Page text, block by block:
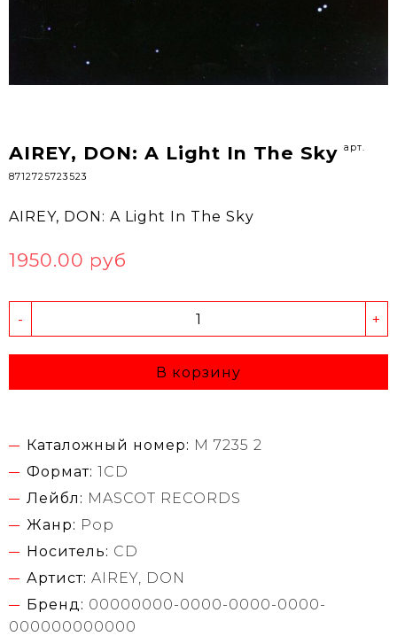
AIREY, DON: A Light In The Sky арт.
8712725723523
AIREY, DON: A Light In The Sky
1950.00 руб
- +
В корзину
Каталожный номер: M 7235 2
Формат: 1CD
Лейбл: MASCOT RECORDS
Жанр: Pop
Носитель: CD
Артист: AIREY, DON
Бренд: 00000000-0000-0000-0000-
000000000000